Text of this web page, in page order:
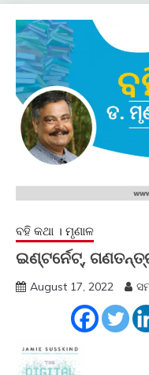
ବହି କଥା । ମୃଣାଳ
ଇଣ୍ଟର୍ନେଟ୍,
August 17, 2022